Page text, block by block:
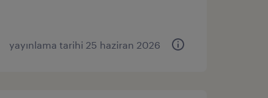
yayınlama tarihi 25 haziran 2026